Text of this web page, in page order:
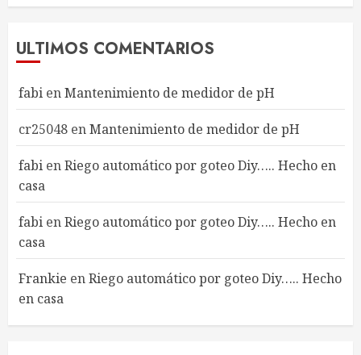
ULTIMOS COMENTARIOS
fabi enMantenimiento de medidor de pH
cr25048 enMantenimiento de medidor de pH
fabi enRiego automático por goteo Diy….. Hecho en
casa
fabi enRiego automático por goteo Diy….. Hecho en
casa
Frankie enRiego automático por goteo Diy….. Hecho
en casa